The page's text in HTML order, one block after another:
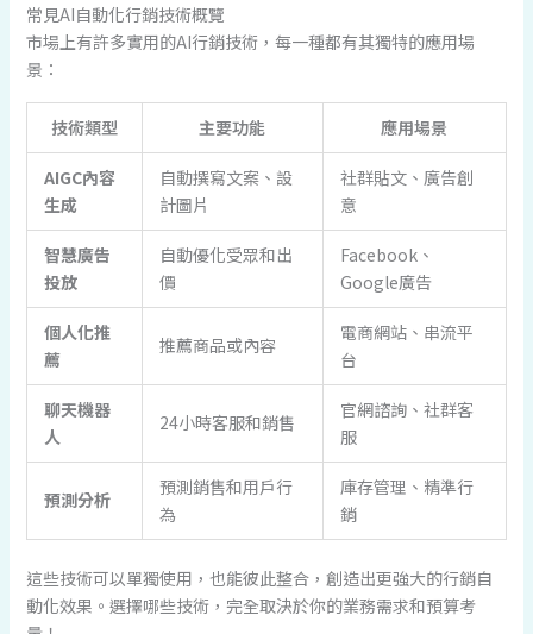
常見AI自動化行銷技術概覽
市場上有許多實用的AI行銷技術，每一種都有其獨特的應用場
景：
技術類型 主要功能 應用場景
AIGC內容
生成
自動撰寫文案、設
計圖片
社群貼文、廣告創
意
智慧廣告
投放
自動優化受眾和出
價
Facebook、
Google廣告
個人化推
薦
推薦商品或內容
電商網站、串流平
台
聊天機器
人
24小時客服和銷售
官網諮詢、社群客
服
預測分析
預測銷售和用戶行
為
庫存管理、精準行
銷
這些技術可以單獨使用，也能彼此整合，創造出更強大的行銷自
動化效果。選擇哪些技術，完全取決於你的業務需求和預算考